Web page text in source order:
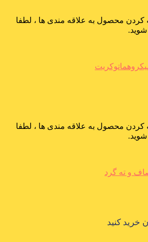
کردن محصول به علاقه مندی ها ، لطفا
کردن محصول به علاقه مندی ها ، لطفا
خرید کنید